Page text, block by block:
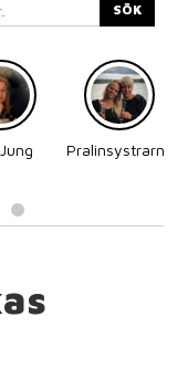
SÖK
Pralinsystrarna